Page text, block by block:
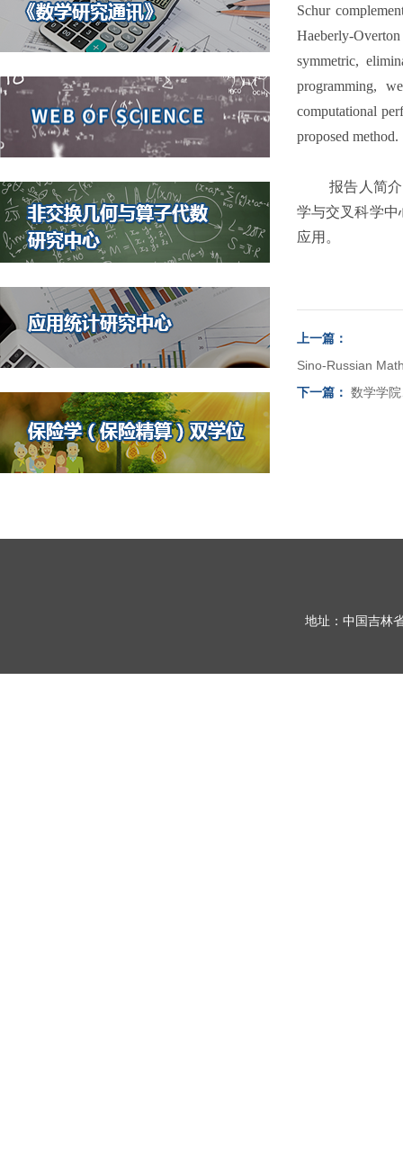
Schur
Haeberly-
symmetric,
programming,
computational
proposed method.
报告人简
学与交叉科学中
应用。
上一篇：
Sino-Russian
下一篇： 数学学
地址：中国吉林